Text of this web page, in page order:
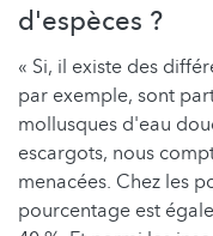
d'espèces ?
« Si, il existe des
par exemple, sont
mollusques d'eau
escargots, nous
menacées. Chez les
pourcentage est